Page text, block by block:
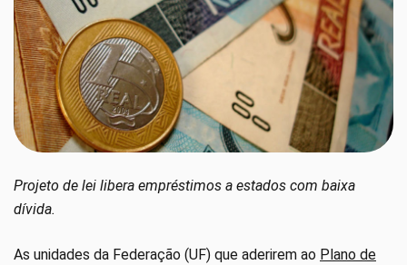
Projeto de lei libera empréstimos a estados com baixa
dívida.
As unidades da Federação (UF) que aderirem ao Plano de